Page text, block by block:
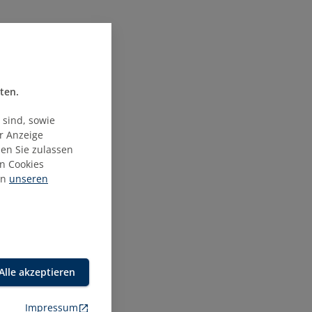
sowie
Anzeige
Sie zulassen
Cookies
unseren
akzeptieren
Impressum